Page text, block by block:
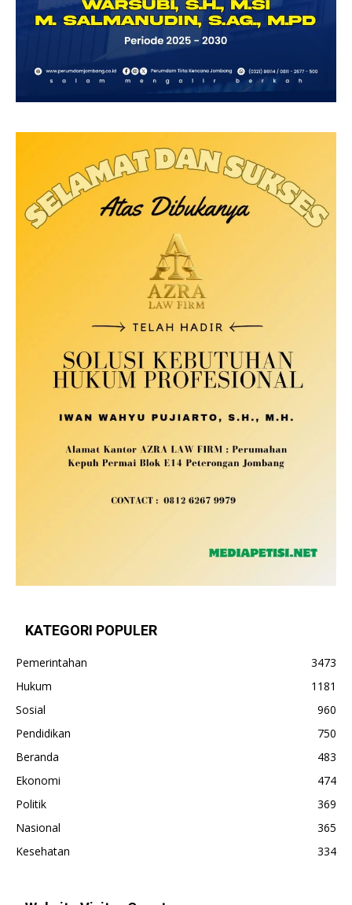
KATEGORI POPULER
Pemerintahan
3473
Hukum
1181
Sosial
960
Pendidikan
750
Beranda
483
Ekonomi
474
Politik
369
Nasional
365
Kesehatan
334